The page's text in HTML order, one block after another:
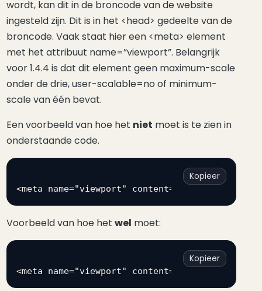
wordt, kan dit in de broncode van de website
ingesteld zijn. Dit is in het <head> gedeelte van de
broncode. Vaak staat hier een <meta> element
met het attribuut name=”viewport”. Belangrijk
voor 1.4.4 is dat dit element geen maximum-scale
onder de drie, user-scalable=no of minimum-
scale van één bevat.
Een voorbeeld van hoe het niet moet is te zien in
onderstaande code.
Kopieer
Voorbeeld van hoe hetwel moet:
Kopieer